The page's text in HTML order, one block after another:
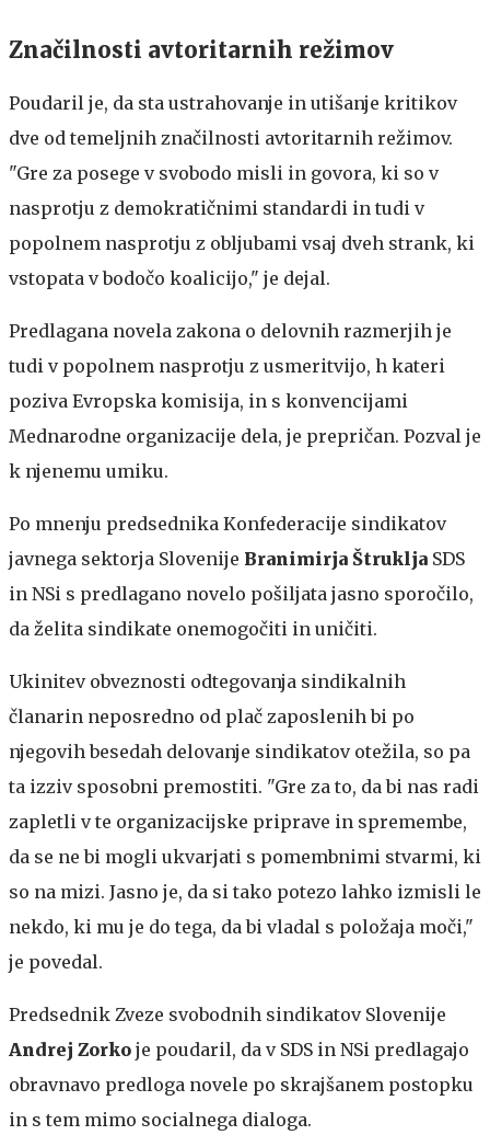
Značilnosti avtoritarnih režimov
Poudaril je, da sta ustrahovanje in utišanje kritikov
dve od temeljnih značilnosti avtoritarnih režimov.
"Gre za posege v svobodo misli in govora, ki so v
nasprotju z demokratičnimi standardi in tudi v
popolnem nasprotju z obljubami vsaj dveh strank, ki
vstopata v bodočo koalicijo," je dejal.
Predlagana novela zakona o delovnih razmerjih je
tudi v popolnem nasprotju z usmeritvijo, h kateri
poziva Evropska komisija, in s konvencijami
Mednarodne organizacije dela, je prepričan. Pozval je
k njenemu umiku.
Po mnenju predsednika Konfederacije sindikatov
javnega sektorja Slovenije Branimirja Štruklja SDS
in NSi s predlagano novelo pošiljata jasno sporočilo,
da želita sindikate onemogočiti in uničiti.
Ukinitev obveznosti odtegovanja sindikalnih
članarin neposredno od plač zaposlenih bi po
njegovih besedah delovanje sindikatov otežila, so pa
ta izziv sposobni premostiti. "Gre za to, da bi nas radi
zapletli v te organizacijske priprave in spremembe,
da se ne bi mogli ukvarjati s pomembnimi stvarmi, ki
so na mizi. Jasno je, da si tako potezo lahko izmisli le
nekdo, ki mu je do tega, da bi vladal s položaja moči,"
je povedal.
Predsednik Zveze svobodnih sindikatov Slovenije
Andrej Zorko je poudaril, da v SDS in NSi predlagajo
obravnavo predloga novele po skrajšanem postopku
in s tem mimo socialnega dialoga.